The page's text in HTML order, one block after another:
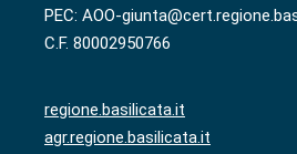
PEC: AOO-
C.F. 80002950766
regione.basilicata.it
agr.regione.basilicata.it